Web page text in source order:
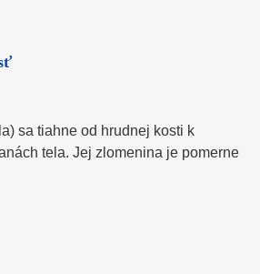
sa tiahne od hrudnej kosti k
tela. Jej zlomenina je pomerne